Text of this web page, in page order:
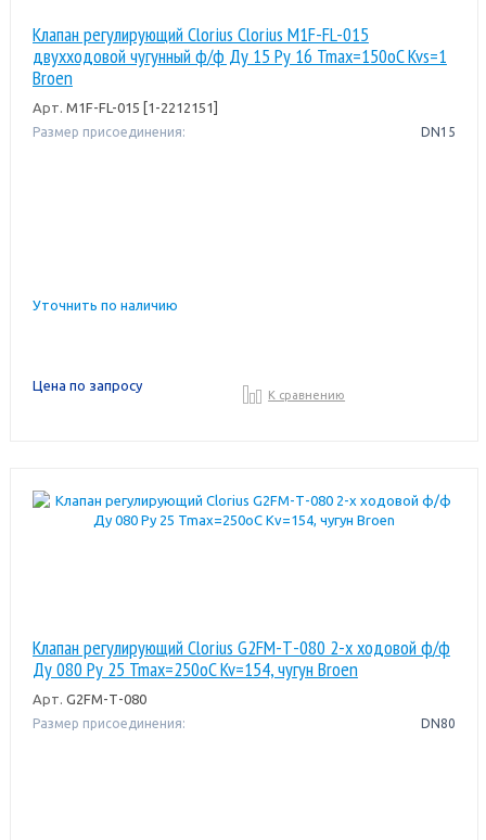
Клапан регулирующий Clorius Clorius M1F-FL-015
двухходовой чугунный ф/ф Ду 15 Ру 16 Tmax=150oC Kvs=1
Broen
Арт. M1F-FL-015 [1-2212151]
Размер присоединения: DN15
Уточнить по наличию
Цена по запросу
К сравнению
Клапан регулирующий Clorius G2FM-Т-080 2-х ходовой ф/ф
Ду 080 Pу 25 Tmax=250oC Kv=154, чугун Broen
Арт. G2FM-Т-080
Размер присоединения: DN80